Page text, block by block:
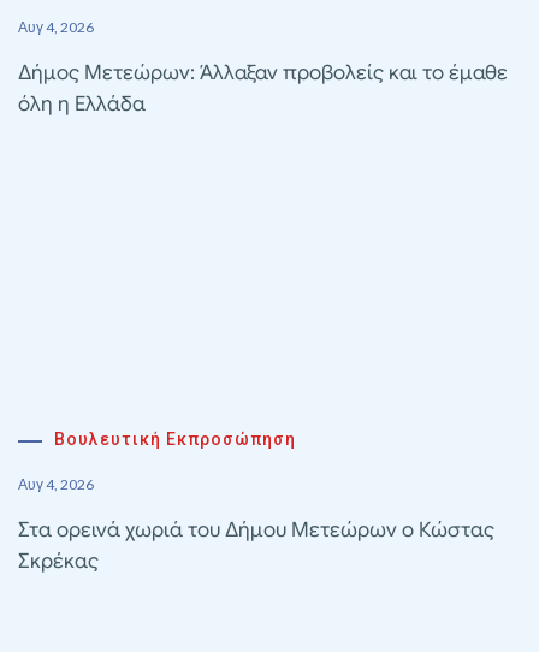
Αυγ 4, 2026
Δήμος Μετεώρων: Άλλαξαν προβολείς και το έμαθε
όλη η Ελλάδα
Βουλευτική Εκπροσώπηση
Αυγ 4, 2026
Στα ορεινά χωριά του Δήμου Μετεώρων ο Κώστας
Σκρέκας